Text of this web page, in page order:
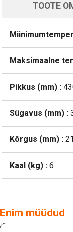
TOOTE
Maksimaalne
Pikkus (mm) :
Sügavus (mm) :
Kõrgus (mm) :
Kaal (kg) : 6
Enim müüdud